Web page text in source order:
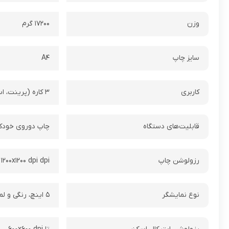
وزن ۱۷۲۰۰ گرم
سایز چاپ A۴
کاربری ۳ کاره (پرینت، اسکن، کپی)
قابلیت‌های دستگاه چاپ دوروی
رزولوشن چاپ ۱۲۰۰x۱۲۰۰ dpi dpi
نوع نمایشگر ۵ اینچ، رنگی و لمسی